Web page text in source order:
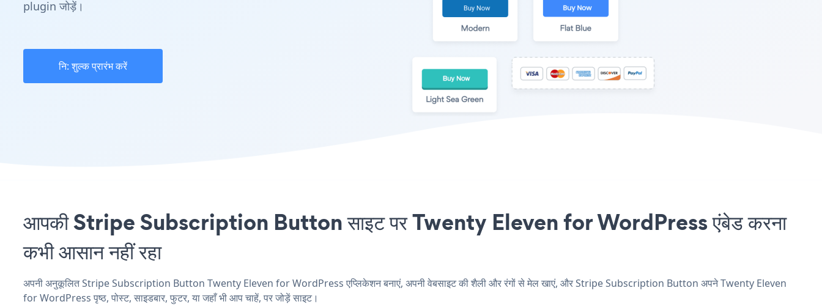
plugin जोड़ें।
नि: शुल्क प्रारंभ करें
आपकी Stripe Subscription Button साइट पर Twenty Eleven for WordPress एंबेड करना
कभी आसान नहीं रहा
अपनी अनुकूलित Stripe Subscription Button Twenty Eleven for WordPress एप्लिकेशन बनाएं, अपनी वेबसाइट की शैली और रंगों से मेल खाएं, और Stripe Subscription Button अपने Twenty Eleven
for WordPress पृष्ठ, पोस्ट, साइडबार, फुटर, या जहाँ भी आप चाहें, पर जोड़ें साइट।